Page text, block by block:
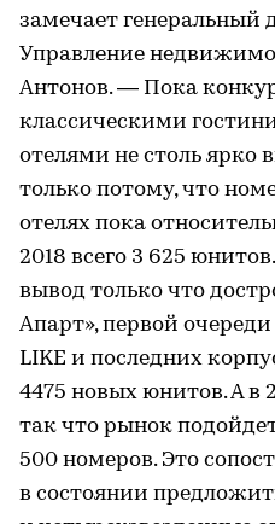
замечает генеральный
Управление
Антонов. — Пока
классическими
отелями не столь ярко
только потому, что
отелях пока
2018 всего 3 625
вывод только что
Апарт», первой
LIKE и последних
4475 новых юнитов. А в
так что рынок
500 номеров. Это
в состоянии